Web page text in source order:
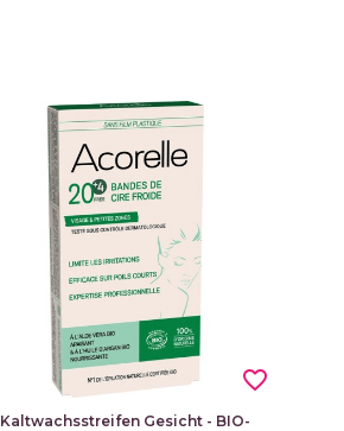
Kaltwachsstreifen Gesicht - BIO-
favorite_border